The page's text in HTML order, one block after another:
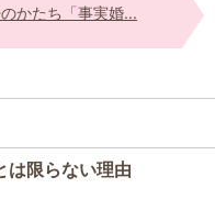
かたち「事実婚...
は限らない理由